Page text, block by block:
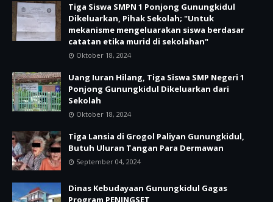
Tiga Siswa SMPN 1 Ponjong Gunungkidul
Dikeluarkan, Pihak Sekolah; "Untuk
mekanisme mengeluarakan siswa berdasar
catatan etika murid di sekolahan"
Oktober 18, 2024
Uang Iuran Hilang, Tiga Siswa SMP Negeri 1
Ponjong Gunungkidul Dikeluarkan dari
Sekolah
Oktober 18, 2024
Tiga Lansia di Grogol Paliyan Gunungkidul,
Butuh Uluran Tangan Para Dermawan
September 04, 2024
Dinas Kebudayaan Gunungkidul Gagas
Program PENINGSET